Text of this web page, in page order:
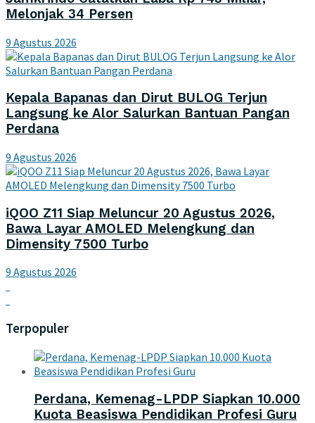
Melonjak 34 Persen
9 Agustus 2026
Kepala Bapanas dan Dirut BULOG Terjun
Langsung ke Alor Salurkan Bantuan Pangan
Perdana
9 Agustus 2026
iQOO Z11 Siap Meluncur 20 Agustus 2026,
Bawa Layar AMOLED Melengkung dan
Dimensity 7500 Turbo
9 Agustus 2026
Terpopuler
Perdana, Kemenag-LPDP Siapkan 10.000
Kuota Beasiswa Pendidikan Profesi Guru